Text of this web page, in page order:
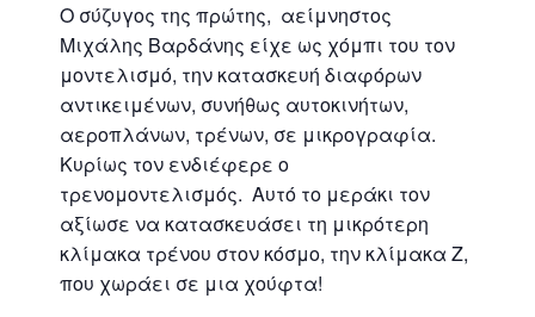
Ο σύζυγος της πρώτης, αείμνηστος
Μιχάλης Βαρδάνης είχε ως χόμπι του τον
μοντελισμό, την κατασκευή διαφόρων
αντικειμένων, συνήθως αυτοκινήτων,
αεροπλάνων, τρένων, σε μικρογραφία.
Κυρίως τον ενδιέφερε ο
τρενομοντελισμός. Αυτό το μεράκι τον
αξίωσε να κατασκευάσει τη μικρότερη
κλίμακα τρένου στον κόσμο, την κλίμακα Ζ,
που χωράει σε μια χούφτα!